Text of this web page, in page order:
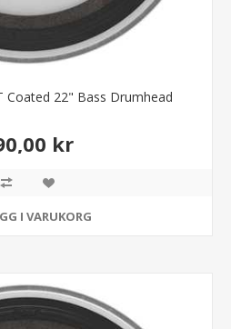
Coated 22" Bass Drumhead
kr
I VARUKORG